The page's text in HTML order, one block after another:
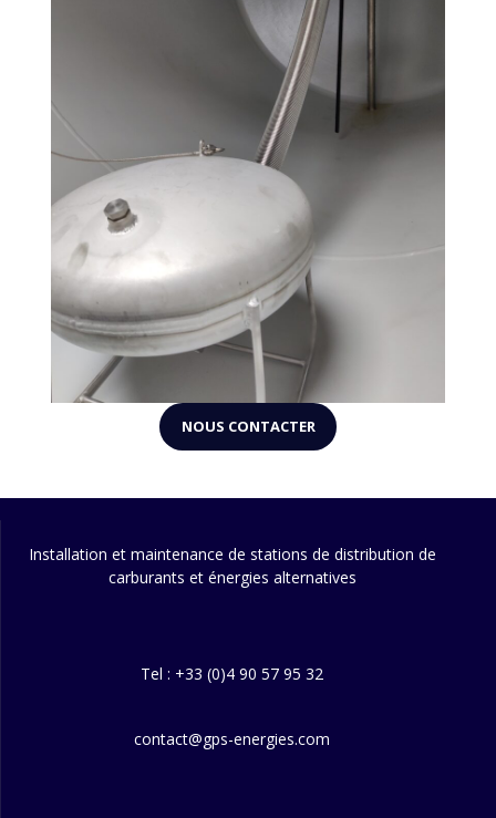
NOUS CONTACTER
Installation et maintenance de stations de distribution de
carburants et énergies alternatives
Tel : +33 (0)4 90 57 95 32
contact@gps-energies.com